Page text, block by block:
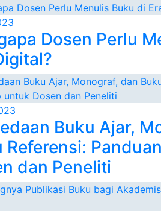
Dosen Perlu
Buku Ajar,
Referensi:
dan Peneliti